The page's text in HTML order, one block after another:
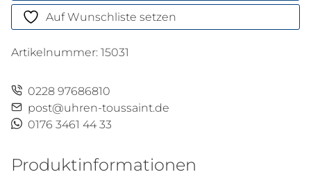
Auf Wunschliste setzen
Artikelnummer: 15031
0228 97686810
post@uhren-toussaint.de
0176 3461 44 33
Produktinformationen